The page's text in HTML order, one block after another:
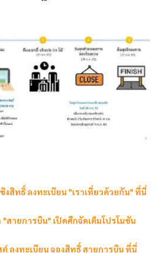
งสิทธิ์ ลงทะเบียน "เราเที่ยวด้วยกัน" ที่นี่
สายการบิน" เปิดศึกจัดเต็มโปรโมชัน
ลงทะเบียน จองสิทธิ์ สายการบิน ที่นี่